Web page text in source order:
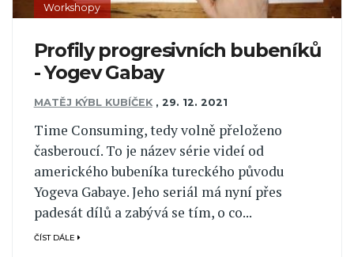
Workshopy
Profily progresivních bubeníků
- Yogev Gabay
MATĚJ KÝBL KUBÍČEK , 29. 12. 2021
Time Consuming, tedy volně přeloženo
časberoucí. To je název série videí od
amerického bubeníka tureckého původu
Yogeva Gabaye. Jeho seriál má nyní přes
padesát dílů a zabývá se tím, o co...
ČÍST DÁLE